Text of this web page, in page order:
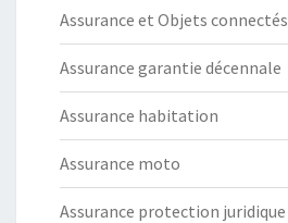
Assurance et Objets connectés
Assurance garantie décennale
Assurance habitation
Assurance moto
Assurance protection juridique